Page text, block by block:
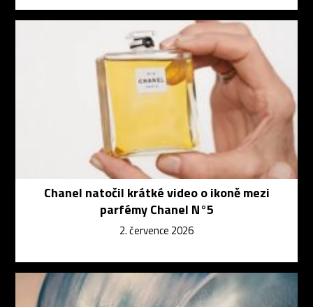
Chanel natočil krátké video o ikoně mezi
parfémy Chanel N°5
2. července 2026